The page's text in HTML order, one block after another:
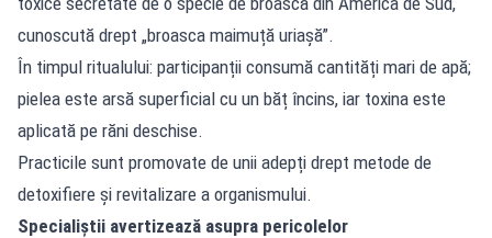
cunoscută drept „broasca maimuță uriașă”.
În timpul ritualului: participanții consumă cantități mari de apă;
pielea este arsă superficial cu un băț încins, iar toxina este
aplicată pe răni deschise.
Practicile sunt promovate de unii adepți drept metode de
detoxifiere și revitalizare a organismului.
Specialiștii avertizează asupra pericolelor